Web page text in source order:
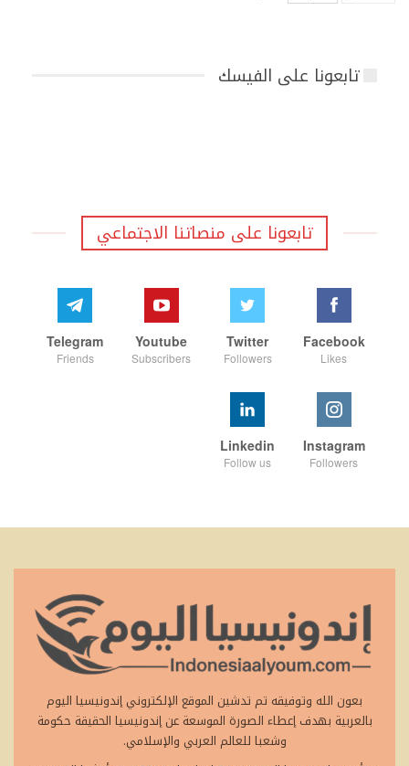
تابعونا على الفيسك
تابعونا على منصاتنا الاجتماعي
Facebook
Likes
Twitter
Followers
Youtube
Subscribers
Telegram
Friends
Instagram
Followers
Linkedin
Follow us
بعون الله وتوفيقه تم تدشين الموقع الإلكتروني إندونيسيا اليوم
بالعربية بهدف إعطاء الصورة الموسعة عن إندونيسيا الحقيقة حكومة
وشعبا للعالم العربي والإسلامي.